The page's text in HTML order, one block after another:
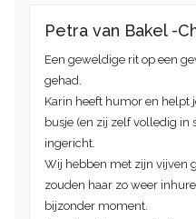
Petra van Bakel -
Een geweldige rit op een
gehad.
Karin heeft humor en helpt
busje (en zij zelf volledig in
ingericht.
Wij hebben met zijn vijven
zouden haar zo weer
bijzonder moment.